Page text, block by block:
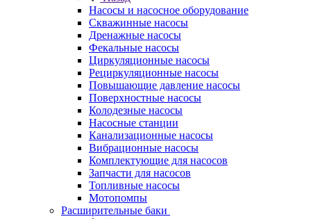
Насосы и насосное оборудование
Скважинные насосы
Дренажные насосы
Фекальные насосы
Циркуляционные насосы
Рециркуляционные насосы
Повышающие давление насосы
Поверхностные насосы
Колодезные насосы
Насосные станции
Канализационные насосы
Вибрационные насосы
Комплектующие для насосов
Запчасти для насосов
Топливные насосы
Мотопомпы
Расширительные баки